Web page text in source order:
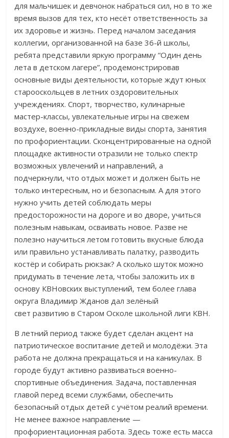
для мальчишек и девчонок набраться сил, но в то же
время вызов для тех, кто несёт ответственность за
их здоровье и жизнь. Перед началом заседания
коллегии, организованной на базе 36-й школы,
ребята представили яркую программу “Один день
лета в детском лагере”, продемонстрировав
основные виды деятельности, которые ждут юных
старооскольцев в летних оздоровительных
учреждениях. Спорт, творчество, кулинарные
мастер-классы, увлекательные игры на свежем
воздухе, военно-прикладные виды спорта, занятия
по профориентации. Сконцентрированные на одной
площадке активности отразили не только спектр
возможных увлечений и направлений, а
подчеркнули, что отдых может и должен быть не
только интересным, но и безопасным. А для этого
нужно учить детей соблюдать меры
предосторожности на дороге и во дворе, учиться
полезным навыкам, осваивать новое. Разве не
полезно научиться летом готовить вкусные блюда
или правильно устанавливать палатку, разводить
костёр и собирать рюкзак? А сколько шуток можно
придумать в течение лета, чтобы заложить их в
основу КВНовских выступлений, тем более глава
округа Владимир Жданов дал зелёный
свет развитию в Старом Осколе школьной лиги КВН.
В летний период также будет сделан акцент на
патриотическое воспитание детей и молодёжи. Эта
работа не должна прекращаться и на каникулах. В
городе будут активно развиваться военно-
спортивные объединения. Задача, поставленная
главой перед всеми службами, обеспечить
безопасный отдых детей с учётом реалий времени.
Не менее важное направление —
профориентационная работа. Здесь тоже есть масса